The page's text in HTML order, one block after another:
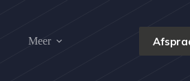
Meer